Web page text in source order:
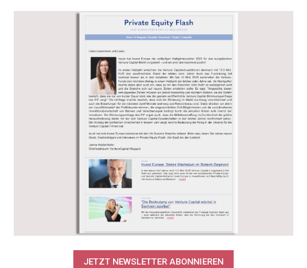
JETZT NEWSLETTER ABONNIEREN